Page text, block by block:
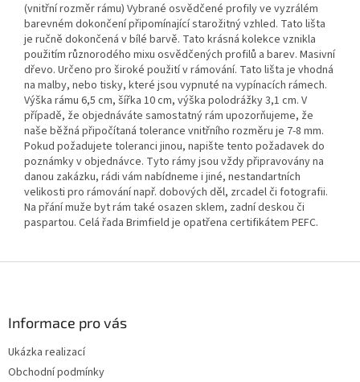
(vnitřní rozměr rámu) Vybrané osvědčené profily ve vyzrálém
barevném dokončení připomínající starožitný vzhled. Tato lišta
je ručně dokončená v bílé barvě. Tato krásná kolekce vznikla
použitím různorodého mixu osvědčených profilů a barev. Masivní
dřevo. Určeno pro široké použití v rámování. Tato lišta je vhodná
na malby, nebo tisky, které jsou vypnuté na vypínacích rámech.
Výška rámu 6,5 cm, šířka 10 cm, výška polodrážky 3,1 cm. V
případě, že objednáváte samostatný rám upozorňujeme, že
naše běžná připočítaná tolerance vnitřního rozměru je 7-8 mm.
Pokud požadujete toleranci jinou, napište tento požadavek do
poznámky v objednávce. Tyto rámy jsou vždy připravovány na
danou zakázku, rádi vám nabídneme i jiné, nestandartních
velikosti pro rámování např. dobových děl, zrcadel či fotografii.
Na přání muže byt rám také osazen sklem, zadní deskou či
paspartou. Celá řada Brimfield je opatřena certifikátem PEFC.
Informace pro vás
Ukázka realizací
Obchodní podmínky